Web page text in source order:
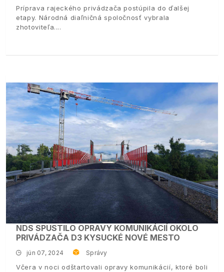
Príprava rajeckého privádzača postúpila do ďalšej
etapy. Národná diaľničná spoločnosť vybrala
zhotoviteľa.
NDS SPUSTILO OPRAVY KOMUNIKÁCIÍ OKOLO
PRIVÁDZAČA D3 KYSUCKÉ NOVÉ MESTO
jún 07, 2024 Správy
Včera v noci odštartovali opravy komunikácií, ktoré boli